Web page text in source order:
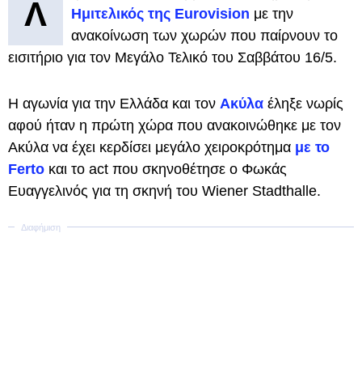
Λ
Ημιτελικός της Eurovision με την
ανακοίνωση των χωρών που παίρνουν το
εισιτήριο για τον Μεγάλο Τελικό του Σαββάτου 16/5.
Η αγωνία για την Ελλάδα και τον Ακύλα έληξε νωρίς
αφού ήταν η πρώτη χώρα που ανακοινώθηκε με τον
Ακύλα να έχει κερδίσει μεγάλο χειροκρότημα με το
Ferto και το act που σκηνοθέτησε ο Φωκάς
Ευαγγελινός για τη σκηνή του Wiener Stadthalle.